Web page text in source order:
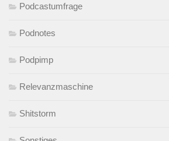
Podcastumfrage
Podnotes
Podpimp
Relevanzmaschine
Shitstorm